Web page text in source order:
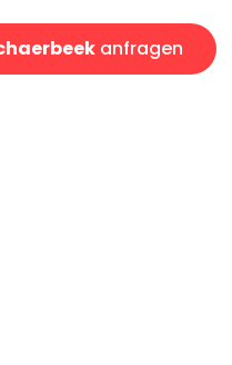
anfragen